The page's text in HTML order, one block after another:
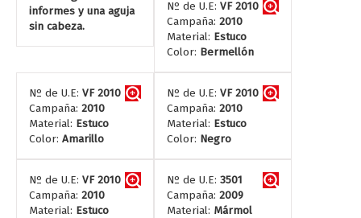
informes y una aguja
sin cabeza.
Nº de U.E: VF 2010
Campaña: 2010
Material: Estuco
Color: Bermellón
Nº de U.E: VF 2010
Campaña: 2010
Material: Estuco
Color: Amarillo
Nº de U.E: VF 2010
Campaña: 2010
Material: Estuco
Color: Negro
Nº de U.E: VF 2010
Campaña: 2010
Material: Estuco
Nº de U.E: 3501
Campaña: 2009
Material: Mármol